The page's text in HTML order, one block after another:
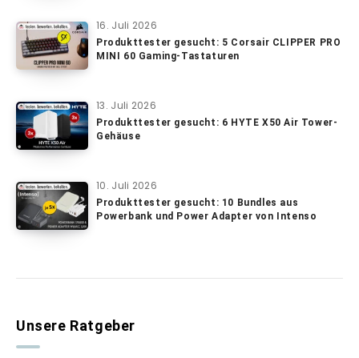
16. Juli 2026
Produkttester gesucht: 5 Corsair CLIPPER PRO
MINI 60 Gaming-Tastaturen
13. Juli 2026
Produkttester gesucht: 6 HYTE X50 Air Tower-
Gehäuse
10. Juli 2026
Produkttester gesucht: 10 Bundles aus
Powerbank und Power Adapter von Intenso
Unsere Ratgeber